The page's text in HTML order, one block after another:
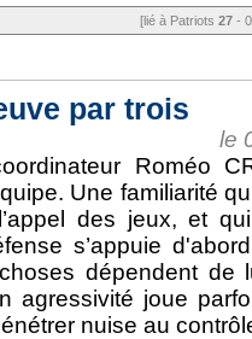
[lié à Patriots 27 -
par trois
le
Roméo
Une familiarité
des jeux, et
s’appuie
dépendent de
agressivité joue
nuise au